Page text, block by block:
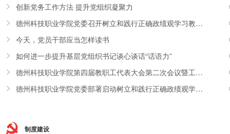
创新党务工作方法 提升党组织凝聚力
德州科技职业学院党委召开树立和践行正确政绩观学习教育调研座谈会
今天，党员干部应当怎样读书
如何进一步提升基层党组织书记谈心谈话“话语力”
德州科技职业学院第四届教职工代表大会第二次会议暨工会会员代表大会胜利召开
德州科技职业学院党委部署启动树立和践行正确政绩观学习教育
制度建设